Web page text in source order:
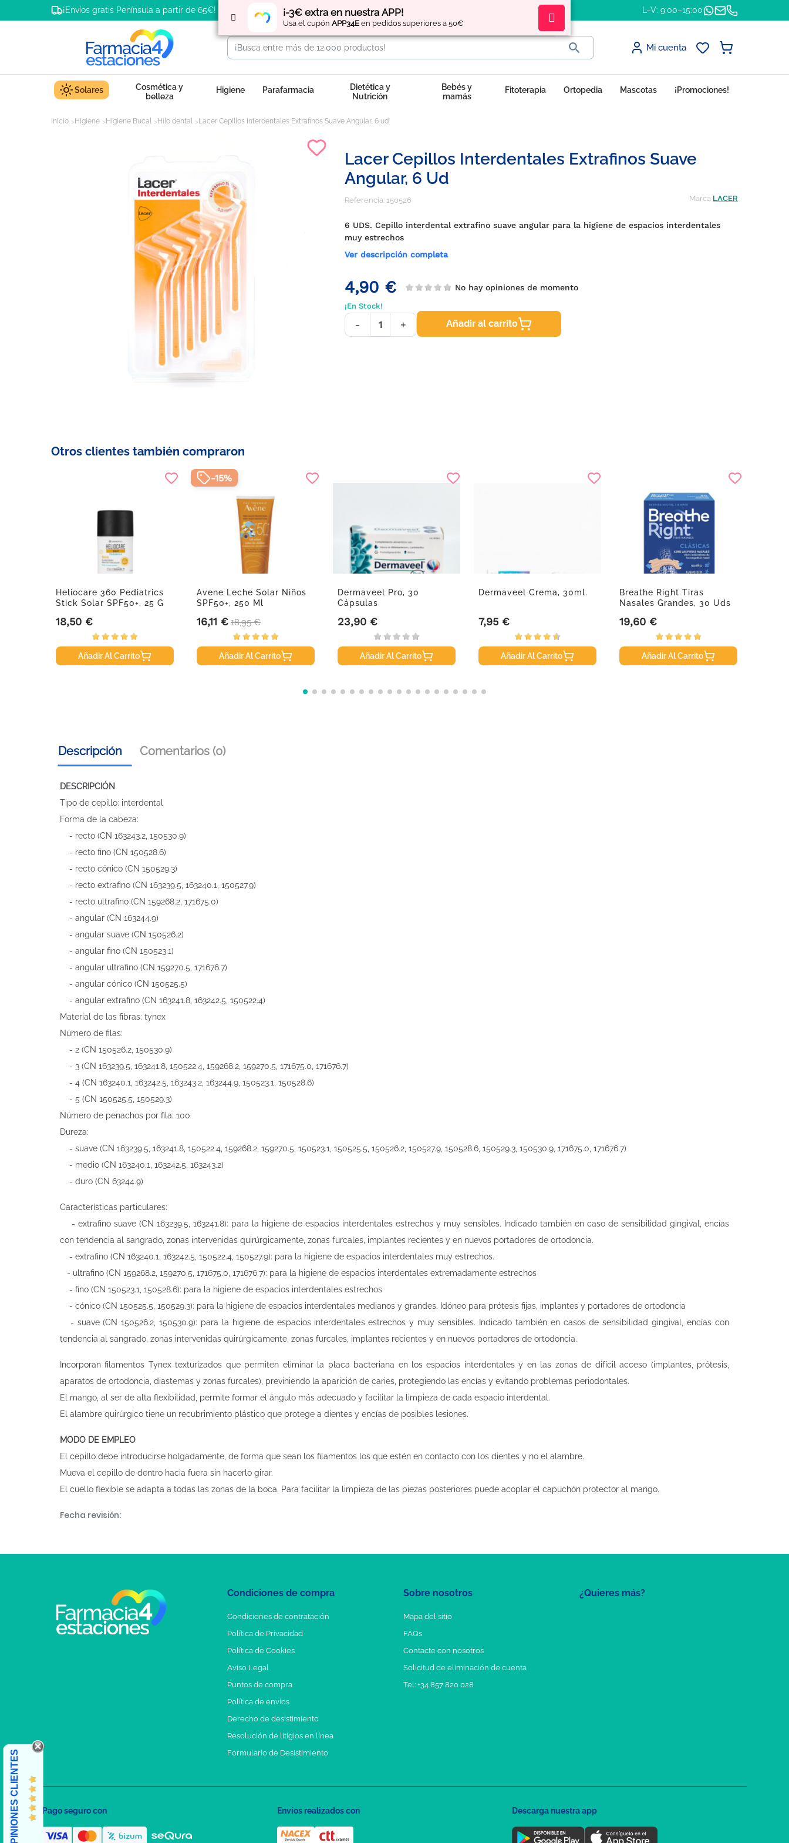
¡-3€ extra en nuestra APP!
Usa el cupón APP34E en pedidos superiores a 50€
¡Envíos gratis Península a partir de 65€! Regístratey obtén L–V: 9:00–15:00
 Mi cuenta
Solares
Cosmética y
belleza
Higiene Parafarmacia
Dietética y
Nutrición
Bebés y
mamás
Fitoterapia Ortopedia Mascotas ¡Promociones!
Inicio Higiene Higiene Bucal Hilo dental Lacer Cepillos Interdentales Extrafinos Suave Angular, 6 ud
Lacer Cepillos Interdentales Extrafinos Suave
Angular, 6 Ud
Referencia: 150526 Marca LACER
6 UDS. Cepillo interdental extrafino suave angular para la higiene de espacios interdentales
muy estrechos
Ver descripción completa
4,90 € No hay opiniones de momento
¡En Stock!
- + Añadir al carrito
Otros clientes también compraron
Heliocare 360 Pediatrics
Stick Solar SPF50+, 25 G
Precio
18,50 €
Añadir Al Carrito
Avene Leche Solar Niños
SPF50+, 250 Ml
Precio
16,11 € Precio base
18,95 €
Añadir Al Carrito
-15%
Dermaveel Pro, 30
Cápsulas
Precio
23,90 €
Añadir Al Carrito
Dermaveel Crema, 30ml.
Precio
7,95 €
Añadir Al Carrito
Breathe Right Tiras
Nasales Grandes, 30 Uds
Precio
19,60 €
Añadir Al Carrito
Descripción Comentarios (0)
DESCRIPCIÓN
Tipo de cepillo: interdental
Forma de la cabeza:
- recto (CN 163243.2, 150530.9)
- recto fino (CN 150528.6)
- recto cónico (CN 150529.3)
- recto extrafino (CN 163239.5, 163240.1, 150527.9)
- recto ultrafino (CN 159268.2, 171675.0)
- angular (CN 163244.9)
- angular suave (CN 150526.2)
- angular fino (CN 150523.1)
- angular ultrafino (CN 159270.5, 171676.7)
- angular cónico (CN 150525.5)
- angular extrafino (CN 163241.8, 163242.5, 150522.4)
Material de las fibras: tynex
Número de filas:
- 2 (CN 150526.2, 150530.9)
- 3 (CN 163239.5, 163241.8, 150522.4, 159268.2, 159270.5, 171675.0, 171676.7)
- 4 (CN 163240.1, 163242.5, 163243.2, 163244.9, 150523.1, 150528.6)
- 5 (CN 150525.5, 150529.3)
Número de penachos por fila: 100
Dureza:
- suave (CN 163239.5, 163241.8, 150522.4, 159268.2, 159270.5, 150523.1, 150525.5, 150526.2, 150527.9, 150528.6, 150529.3, 150530.9, 171675.0, 171676.7)
- medio (CN 163240.1, 163242.5, 163243.2)
- duro (CN 63244.9)
Características particulares:
- extrafino suave (CN 163239.5, 163241.8): para la higiene de espacios interdentales estrechos y muy sensibles. Indicado también en caso de sensibilidad gingival, encías
con tendencia al sangrado, zonas intervenidas quirúrgicamente, zonas furcales, implantes recientes y en nuevos portadores de ortodoncia.
- extrafino (CN 163240.1, 163242.5, 150522.4, 150527.9): para la higiene de espacios interdentales muy estrechos.
- ultrafino (CN 159268.2, 159270.5, 171675.0, 171676.7): para la higiene de espacios interdentales extremadamente estrechos
- fino (CN 150523.1, 150528.6): para la higiene de espacios interdentales estrechos
- cónico (CN 150525.5, 150529.3): para la higiene de espacios interdentales medianos y grandes. Idóneo para prótesis fijas, implantes y portadores de ortodoncia
- suave (CN 150526.2, 150530.9): para la higiene de espacios interdentales estrechos y muy sensibles. Indicado también en casos de sensibilidad gingival, encías con
tendencia al sangrado, zonas intervenidas quirúrgicamente, zonas furcales, implantes recientes y en nuevos portadores de ortodoncia.
Incorporan filamentos Tynex texturizados que permiten eliminar la placa bacteriana en los espacios interdentales y en las zonas de difícil acceso (implantes, prótesis,
aparatos de ortodoncia, diastemas y zonas furcales), previniendo la aparición de caries, protegiendo las encías y evitando problemas periodontales.
El mango, al ser de alta flexibilidad, permite formar el ángulo más adecuado y facilitar la limpieza de cada espacio interdental.
El alambre quirúrgico tiene un recubrimiento plástico que protege a dientes y encías de posibles lesiones.
MODO DE EMPLEO
El cepillo debe introducirse holgadamente, de forma que sean los filamentos los que estén en contacto con los dientes y no el alambre.
Mueva el cepillo de dentro hacia fuera sin hacerlo girar.
El cuello flexible se adapta a todas las zonas de la boca. Para facilitar la limpieza de las piezas posteriores puede acoplar el capuchón protector al mango.
Fecha revisión:
¿Quieres más?
Condiciones de compra
Condiciones de contratación
Política de Privacidad
Política de Cookies
Aviso Legal
Puntos de compra
Política de envíos
Derecho de desistimiento
Resolución de litigios en línea
Formulario de Desistimiento
Sobre nosotros
Mapa del sitio
FAQs
Contacte con nosotros
Solicitud de eliminación de cuenta
Tel: +34 857 820 028
OPINIONES CLIENTES Pago seguro con Envíos realizados con Descarga nuestra app